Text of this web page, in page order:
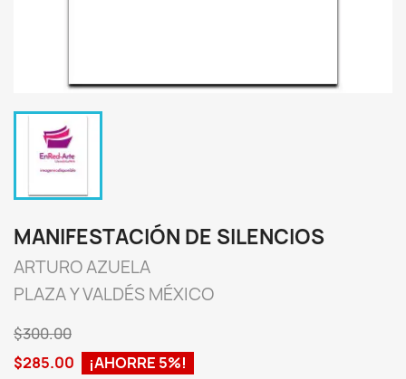
MANIFESTACIÓN DE SILENCIOS
ARTURO AZUELA
PLAZA Y VALDÉS MÉXICO
$300.00
$285.00
¡AHORRE 5%!